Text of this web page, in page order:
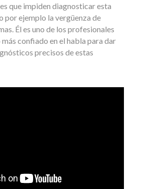
que impiden diagnosticar esta
por ejemplo la vergüenza de
Él es uno de los profesionales
confiado en el habla para dar
precisos de estas